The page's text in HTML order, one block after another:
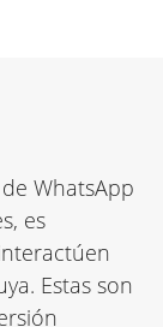
WhatsApp
es
Estas son